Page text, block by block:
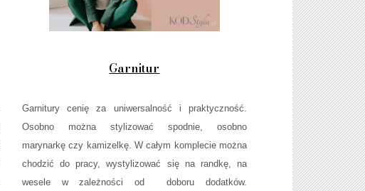
Garnitur
Garnitury cenię za uniwersalność i praktyczność.
Osobno można stylizować spodnie, osobno
marynarkę czy kamizelkę. W całym komplecie można
chodzić do pracy, wystylizować się na randkę, na
wesele w zależności od doboru dodatków.